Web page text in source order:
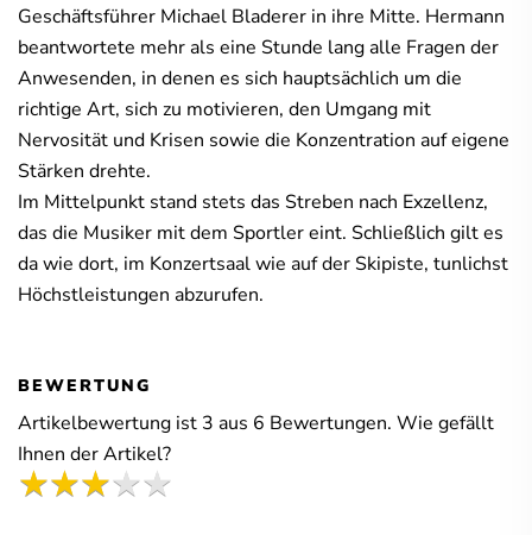
Geschäftsführer Michael Bladerer in ihre Mitte. Hermann
beantwortete mehr als eine Stunde lang alle Fragen der
Anwesenden, in denen es sich hauptsächlich um die
richtige Art, sich zu motivieren, den Umgang mit
Nervosität und Krisen sowie die Konzentration auf eigene
Stärken drehte.
Im Mittelpunkt stand stets das Streben nach Exzellenz,
das die Musiker mit dem Sportler eint. Schließlich gilt es
da wie dort, im Konzertsaal wie auf der Skipiste, tunlichst
Höchstleistungen abzurufen.
BEWERTUNG
Artikelbewertung ist 3 aus 6 Bewertungen. Wie gefällt
Ihnen der Artikel?